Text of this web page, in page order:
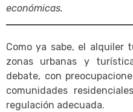
económicas.
Como ya sabe, el alquiler
zonas urbanas y
debate, con
comunidades
regulación adecuada.